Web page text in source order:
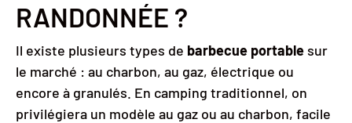
RANDONNÉE ?
Il existe plusieurs types de barbecue portable sur
le marché : au charbon, au gaz, électrique ou
encore à granulés. En camping traditionnel, on
privilégiera un modèle au gaz ou au charbon, facile